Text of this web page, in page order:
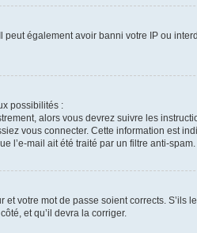
également avoir banni votre IP ou
possibilités :
alors vous devrez suivre les
vous connecter. Cette information est
l’e-mail ait été traité par un filtre anti-
votre mot de passe soient corrects.
et qu’il devra la corriger.